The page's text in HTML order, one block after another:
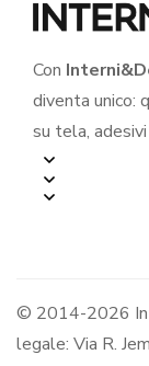
Con
diventa unico:
su tela,
© 2014-2026
legale: Via R.